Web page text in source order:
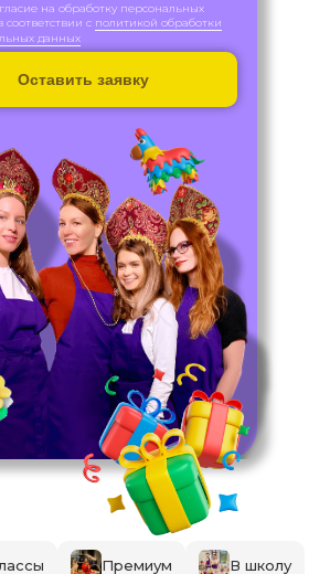
на обработку персональных
с политикой обработки
данных
Оставить заявку
Премиум В школу